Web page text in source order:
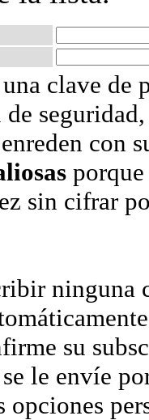
clave de
con
sin cifrar
ninguna
su
le envíe
opciones